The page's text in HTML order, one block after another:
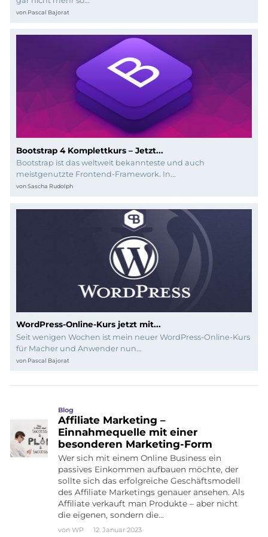
von Pascal Bajorat
Bootstrap 4 Komplettkurs – Jetzt...
Bootstrap ist das weltweit bekannteste und auch
meistgenutzte Frontend-Framework. In...
vonSascha Rudolph
WordPress-Online-Kurs jetzt mit...
Seit wenigen Wochen ist mein neuer WordPress-Online-Kurs
für Macher und Anwender nun...
von Pascal Bajorat
Blog
Affiliate Marketing –
Einnahmequelle mit einer
besonderen Marketing-Form
Wer sich mit einem Online Business ein
passives Einkommen aufbauen möchte, der
sollte sich das erfolgreiche Geschäftsmodell
des Affiliate Marketings genauer ansehen. Als
Affiliate verkauft man Produkte – aber nicht
die eigenen, sondern die…
vonWP 12. Januar 2023